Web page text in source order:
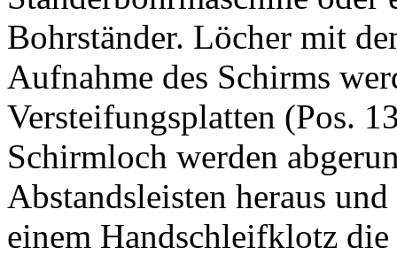
Bohrständer. Löcher mit
Aufnahme des Schirms
Versteifungsplatten (Pos.
Schirmloch werden
Abstandsleisten heraus
einem Handschleifklotz die